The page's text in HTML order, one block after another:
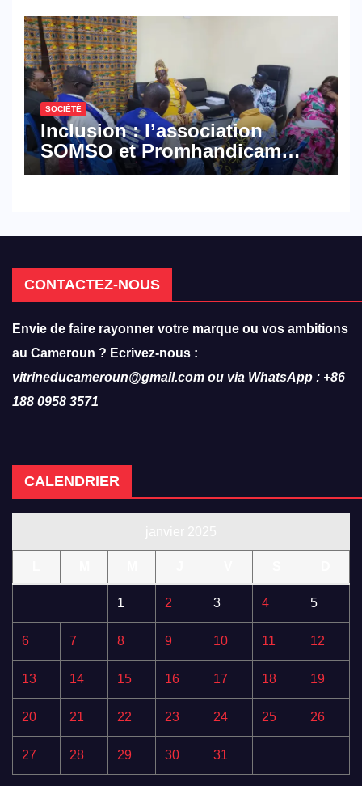
SOCIÉTÉ
Inclusion : l’association
SOMSO et Promhandicam
militent en faveur d’une
CONTACTEZ-NOUS
Envie de faire rayonner votre marque ou vos ambitions
au Cameroun ? Ecrivez-nous :
vitrineducameroun@gmail.com ou via WhatsApp : +86
188 0958 3571
CALENDRIER
1 2 3 4 5
6 7 8 9 10 11 12
13 14 15 16 17 18 19
20 21 22 23 24 25 26
27 28 29 30 31